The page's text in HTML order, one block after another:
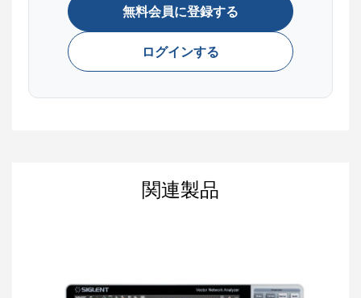
図1 パスコン配置の考え方
またGNDビアの位置もループ面積に影響します。パ
スコンとGNDピンの両側に近接してビアを配置する
ESLと自己共振点の限界
支配的になり、インピーダンスが上昇してパスコン
無料会員に登録する
ログインする
関連製品